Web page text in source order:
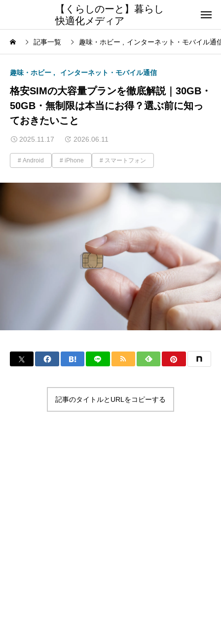
【くらしのーと】暮らし
快適化メディア
記事一覧 趣味・ホビー インターネット・モバイル通
趣味・ホビー インターネット・モバイル通信
格安SIMの大容量プランを徹底解説｜30GB・
50GB・無制限は本当にお得？選ぶ前に知っ
ておきたいこと
2025.11.17 2026.06.11
Android iPhone スマートフォン
記事のタイトルとURLをコピーする